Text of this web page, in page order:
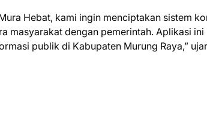
Hebat, kami ingin menciptakan sistem
masyarakat dengan pemerintah. Aplikasi
publik di Kabupaten Murung Raya,”